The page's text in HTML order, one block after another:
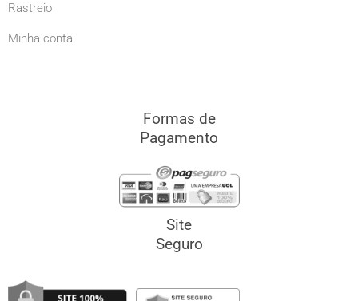
Rastreio
Minha conta
Formas de
Pagamento
Site
Seguro